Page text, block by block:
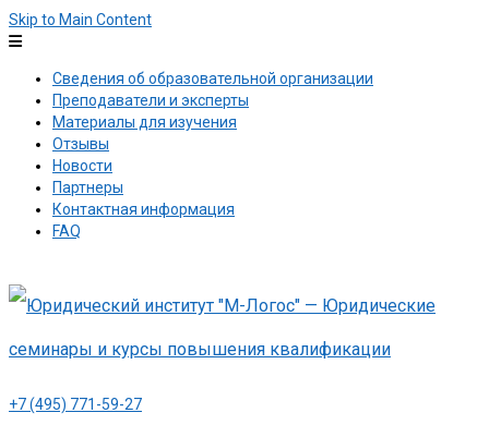
Skip to Main Content
Сведения об образовательной организации
Преподаватели и эксперты
Материалы для изучения
Отзывы
Новости
Партнеры
Контактная информация
FAQ
+7 (495) 771-59-27